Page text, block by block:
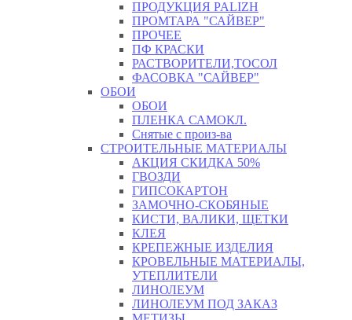
ПРОДУКЦИЯ PALIZH
ПРОМТАРА "САЙВЕР"
ПРОЧЕЕ
ПФ КРАСКИ
РАСТВОРИТЕЛИ,ТОСОЛ
ФАСОВКА "САЙВЕР"
ОБОИ
ОБОИ
ПЛЕНКА САМОКЛ.
Снятые с произ-ва
СТРОИТЕЛЬНЫЕ МАТЕРИАЛЫ
АКЦИЯ СКИДКА 50%
ГВОЗДИ
ГИПСОКАРТОН
ЗАМОЧНО-СКОБЯНЫЕ
КИСТИ, ВАЛИКИ, ЩЕТКИ
КЛЕЯ
КРЕПЕЖНЫЕ ИЗДЕЛИЯ
КРОВЕЛЬНЫЕ МАТЕРИАЛЫ,
УТЕПЛИТЕЛИ
ЛИНОЛЕУМ
ЛИНОЛЕУМ ПОД ЗАКАЗ